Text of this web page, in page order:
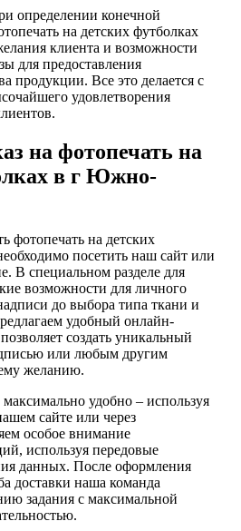
определении конечной
на детских футболках
клиента и возможности
для предоставления
продукции. Все это делается с
удовлетворения
на фотопечать на
в г Южно-
фотопечать на детских
посетить наш сайт или
В специальном разделе для
возможности для личного
до выбора типа ткани и
удобный онлайн-
создать уникальный
или любым другим
желанию.
удобно – используя
сайте или через
особое внимание
используя передовые
данных. После оформления
доставки наша команда
задания с максимальной